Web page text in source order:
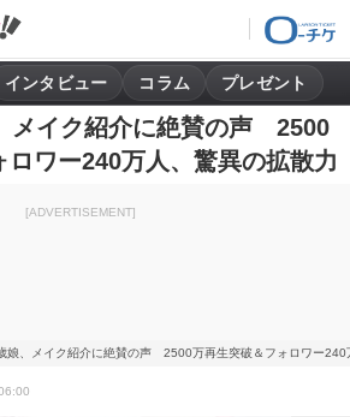
インタビュー コラム プレゼント
メイク紹介に絶賛の声 2500
ロワー240万人、驚異の拡散力
[ADVERTISEMENT]
娘、メイク紹介に絶賛の声 2500万再生突破＆フォロワー240